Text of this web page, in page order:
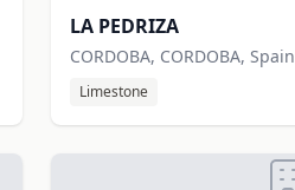
LA PEDRIZA
CORDOBA, CORDOBA, Spain
Limestone